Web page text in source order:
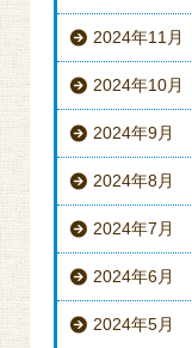
2024年11月
2024年10月
2024年9月
2024年8月
2024年7月
2024年6月
2024年5月